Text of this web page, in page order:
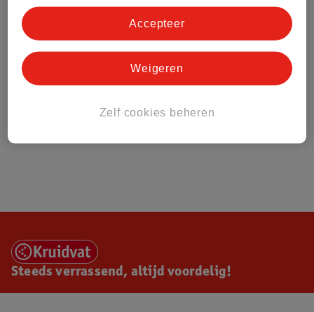
Steeds verrassend, altijd voordelig!
Zelf cookies beheren
Weigeren
Accepteer